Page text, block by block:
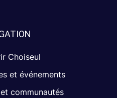
Choiseul
et événements
communautés